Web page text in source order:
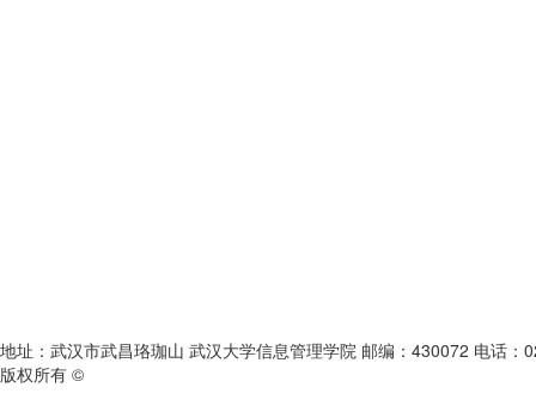
地址：武汉市武昌珞珈山 武汉大学信息管理学院 邮编：430072 电话
版权所有 ©